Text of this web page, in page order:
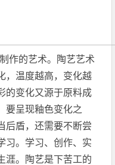
作的艺术。陶艺艺术
，温度越高，变化越
的变化又源于原料成
要呈现釉色变化之
后盾，还需要不断尝
习。学习、创作、实
涯。陶艺是下苦工的